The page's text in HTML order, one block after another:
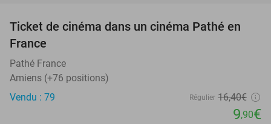
40%
Ticket de cinéma dans un cinéma Pathé en
France
Pathé France
Amiens (+76 positions)
Vendu : 79
Régulier 16,40€
9,90€